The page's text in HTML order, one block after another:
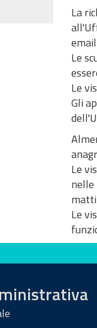
La
Le
Le
Gli
Le
nelle
Le